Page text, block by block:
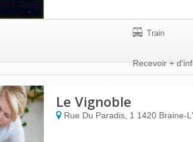
Train
Recevoir +
Le Vignoble
Rue Du Paradis, 1 1420 Braine-